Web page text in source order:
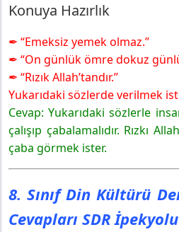
Konuya Hazırlık
✒ “Emeksiz yemek olmaz.”
✒ “On günlük ömre dokuz
✒ “Rızık Allah’tandır.”
Yukarıdaki sözlerde verilmek
Cevap: Yukarıdaki sözlerle
çalışıp çabalamalıdır. Rızkı
çaba görmek ister.
8. Sınıf Din Kültürü
Cevapları SDR İpekyolu